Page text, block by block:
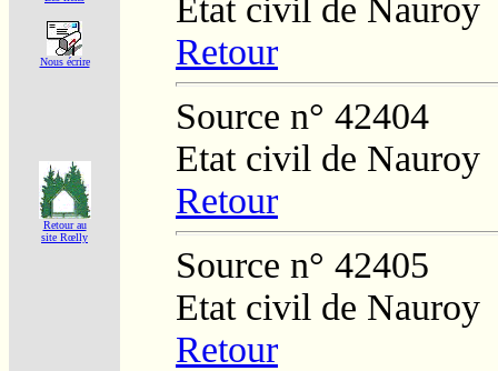
Nous écrire
Retour au
site Rœlly
Etat civil de Nauroy
Retour
Source n° 42404
Etat civil de Nauroy
Retour
Source n° 42405
Etat civil de Nauroy
Retour